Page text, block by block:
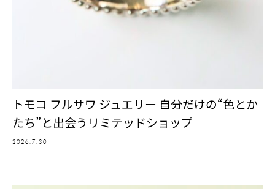
トモコ フルサワ ジュエリー 自分だけの“色とか
たち”と出会うリミテッドショップ
2026.7.30